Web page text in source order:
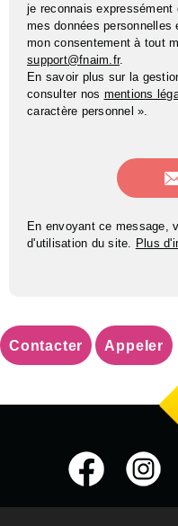
je reconnais
mes données
mon consentement à tout
support@fnaim.fr.
En savoir plus sur la
consulter nos mentions
caractère personnel ».
En envoyant ce message,
d'utilisation du site. Plus
Contacter Appeler